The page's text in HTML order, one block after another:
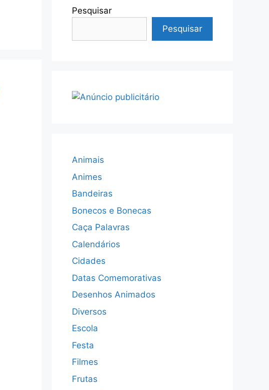
Pesquisar
Pesquisar
Animais
Animes
Bandeiras
Bonecos e Bonecas
Caça Palavras
Calendários
Cidades
Datas Comemorativas
Desenhos Animados
Diversos
Escola
Festa
Filmes
Frutas